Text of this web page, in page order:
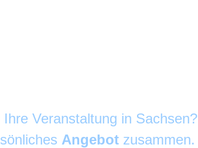
Ihre Veranstaltung in Sachsen?
Angebot zusammen.